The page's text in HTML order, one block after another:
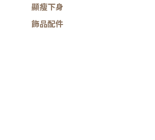
顯瘦下身
飾品配件